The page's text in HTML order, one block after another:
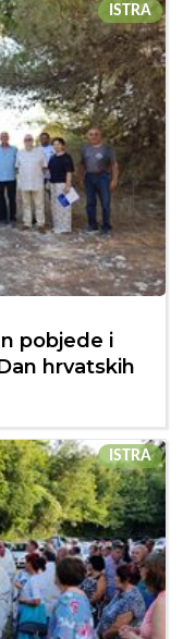
ISTRA
pobjede i
hrvatskih
ISTRA